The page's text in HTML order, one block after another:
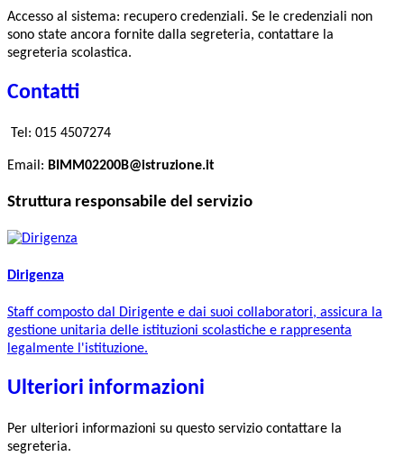
Accesso al sistema: recupero credenziali. Se le credenziali non
sono state ancora fornite dalla segreteria, contattare la
segreteria scolastica.
Contatti
Tel: 015 4507274
Email: BIMM02200B@istruzione.it
Struttura responsabile del servizio
Dirigenza
Staff composto dal Dirigente e dai suoi collaboratori, assicura la
gestione unitaria delle istituzioni scolastiche e rappresenta
legalmente l'istituzione.
Ulteriori informazioni
Per ulteriori informazioni su questo servizio contattare la
segreteria.